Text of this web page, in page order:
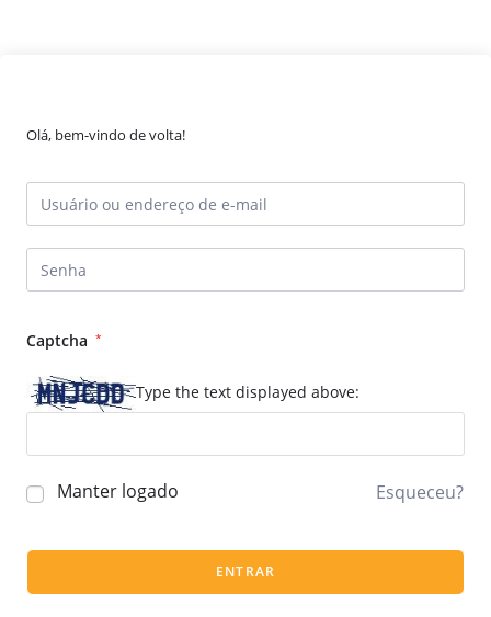
Olá, bem-vindo de volta!
Captcha *
Type the text displayed above:
Manter logado Esqueceu?
ENTRAR